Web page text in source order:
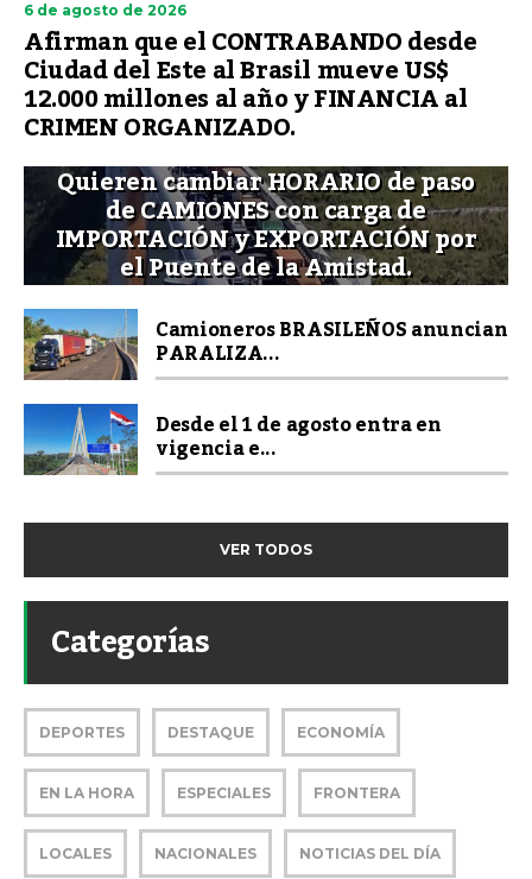
6 de agosto de 2026
Afirman que el CONTRABANDO desde
Ciudad del Este al Brasil mueve US$
12.000 millones al año y FINANCIA al
CRIMEN ORGANIZADO.
Quieren cambiar HORARIO de paso
de CAMIONES con carga de
IMPORTACIÓN y EXPORTACIÓN por
el Puente de la Amistad.
Camioneros BRASILEÑOS anuncian
PARALIZA...
Desde el 1 de agosto entra en
vigencia e...
VER TODOS
Categorías
DEPORTES DESTAQUE ECONOMÍA
EN LA HORA ESPECIALES FRONTERA
LOCALES NACIONALES NOTICIAS DEL DÍA